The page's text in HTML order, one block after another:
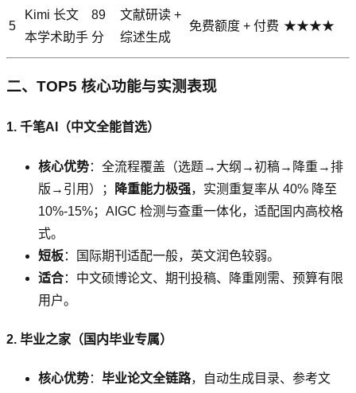
5
Kimi 长文
本学术助手
89
分
文献研读 +
综述生成
免费额度 + 付费 ★★★★
二、TOP5 核心功能与实测表现
1. 千笔AI（中文全能首选）
核心优势：全流程覆盖（选题→大纲→初稿→降重→排
版→引用）；
降重能力极强，实测重复率从 40% 降至
10%-15%；AIGC 检测与查重一体化，适配国内高校格
式。
短板：国际期刊适配一般，英文润色较弱。
适合：中文硕博论文、期刊投稿、降重刚需、预算有限
用户。
2. 毕业之家（国内毕业专属）
核心优势： 毕业论文全链路，自动生成目录、参考文